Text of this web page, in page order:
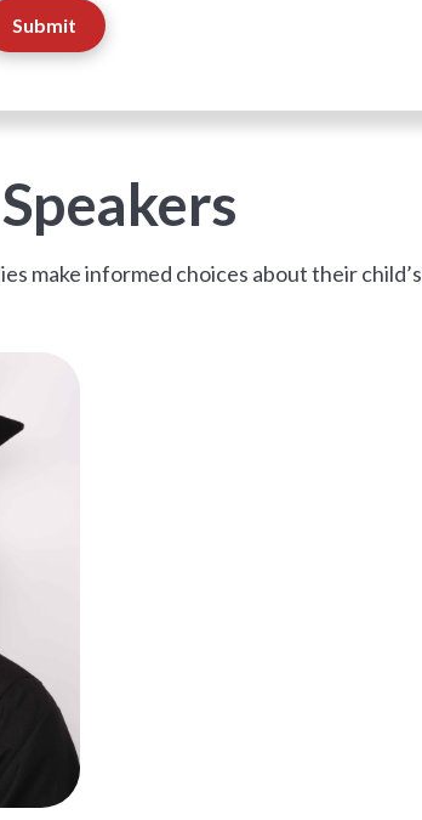
make informed choices about their child’s